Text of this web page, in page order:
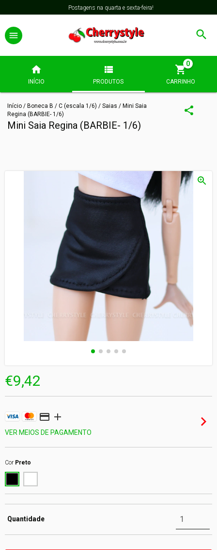
Postagens na quarta e sexta-feira!
INÍCIO PRODUTOS CARRINHO
0
Início / Boneca B / C (escala 1/6) / Saias / Mini Saia
Regina (BARBIE- 1/6)
Mini Saia Regina (BARBIE- 1/6)
€9,42
VER MEIOS DE PAGAMENTO
Cor Preto
Quantidade